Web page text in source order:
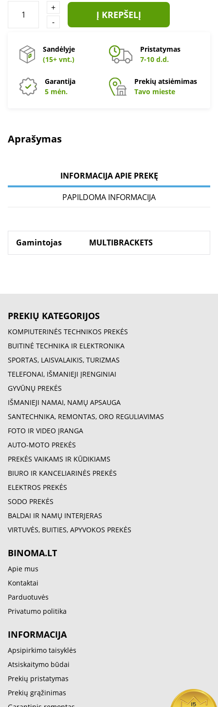
+
-
Į KREPŠELĮ
Sandėlyje
(15+ vnt.)
Pristatymas
7-10 d.d.
Garantija
5 mėn.
Prekių atsiėmimas
Tavo mieste
Aprašymas
INFORMACIJA APIE PREKĘ
PAPILDOMA INFORMACIJA
Gamintojas MULTIBRACKETS
PREKIŲ KATEGORIJOS
KOMPIUTERINĖS TECHNIKOS PREKĖS
BUITINĖ TECHNIKA IR ELEKTRONIKA
SPORTAS, LAISVALAIKIS, TURIZMAS
TELEFONAI, IŠMANIEJI ĮRENGINIAI
GYVŪNŲ PREKĖS
IŠMANIEJI NAMAI, NAMŲ APSAUGA
SANTECHNIKA, REMONTAS, ORO REGULIAVIMAS
FOTO IR VIDEO ĮRANGA
AUTO-MOTO PREKĖS
PREKĖS VAIKAMS IR KŪDIKIAMS
BIURO IR KANCELIARINĖS PREKĖS
ELEKTROS PREKĖS
SODO PREKĖS
BALDAI IR NAMŲ INTERJERAS
VIRTUVĖS, BUITIES, APYVOKOS PREKĖS
BINOMA.LT
Apie mus
Kontaktai
Parduotuvės
Privatumo politika
INFORMACIJA
Apsipirkimo taisyklės
Atsiskaitymo būdai
Prekių pristatymas
Prekių grąžinimas